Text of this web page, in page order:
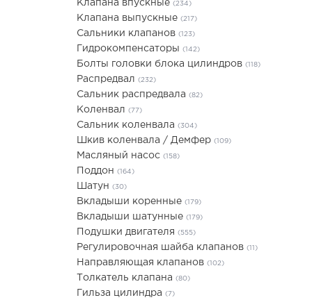
Клапана впускные (234)
Клапана выпускные (217)
Сальники клапанов (123)
Гидрокомпенсаторы (142)
Болты головки блока цилиндров (118)
Распредвал (232)
Сальник распредвала (82)
Коленвал (77)
Сальник коленвала (304)
Шкив коленвала / Демфер (109)
Масляный насос (158)
Поддон (164)
Шатун (30)
Вкладыши коренные (179)
Вкладыши шатунные (179)
Подушки двигателя (555)
Регулировочная шайба клапанов (11)
Направляющая клапанов (102)
Толкатель клапана (80)
Гильза цилиндра (7)